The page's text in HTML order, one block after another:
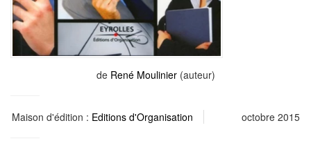
de René Moulinier(auteur)
Maison d'édition : Editions d'Organisation octobre 2015